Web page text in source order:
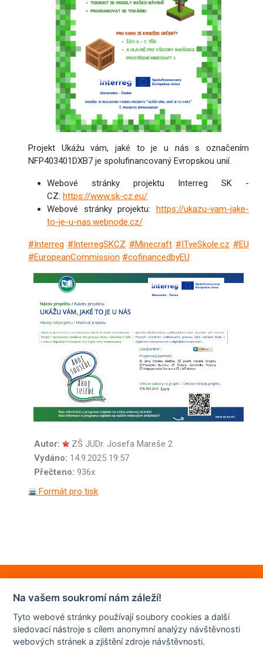
Projekt Ukážu vám, jaké to je u nás s označením
NFP403401DXB7 je spolufinancovaný Evropskou unií.
Webové stránky projektu Interreg SK -
CZ: https://www.sk-cz.eu/
Webové stránky projektu: https://ukazu-vam-jake-
to-je-u-nas.webnode.cz/
#Interreg #InterregSKCZ #Minecraft #ITveSkole.cz #EU
#EuropeanCommission #cofinancedbyEU
Autor:
ZŠ JUDr. Josefa Mareše 2
Vydáno: 14.9.2025 19:57
Přečteno: 936x
Formát pro tisk
Na vašem soukromí nám záleží!
Tyto webové stránky používají soubory cookies a další
sledovací nástroje s cílem anonymní analýzy návštěvnosti
webových stránek a zjištění zdroje návštěvnosti.